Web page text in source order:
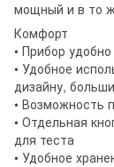
мощный и в то
Комфорт
• Прибор
• Удобное
дизайну,
• Возможность
• Отдельная
для теста
• Удобное